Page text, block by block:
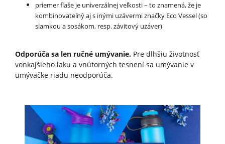
priemer fľaše je univerzálnej veľkosti – to znamená, že je
kombinovateľný aj s inými uzávermi značky Eco Vessel (so
slamkou a sosákom, resp. závitový uzáver)
Odporúča sa len ručné umývanie.Pre dlhšiu životnosť
vonkajšieho laku a vnútorných tesnení sa umývanie v
umývačke riadu neodporúča.